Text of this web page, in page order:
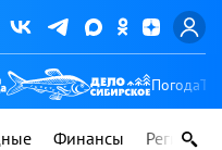
Погода
Финансы Регионы